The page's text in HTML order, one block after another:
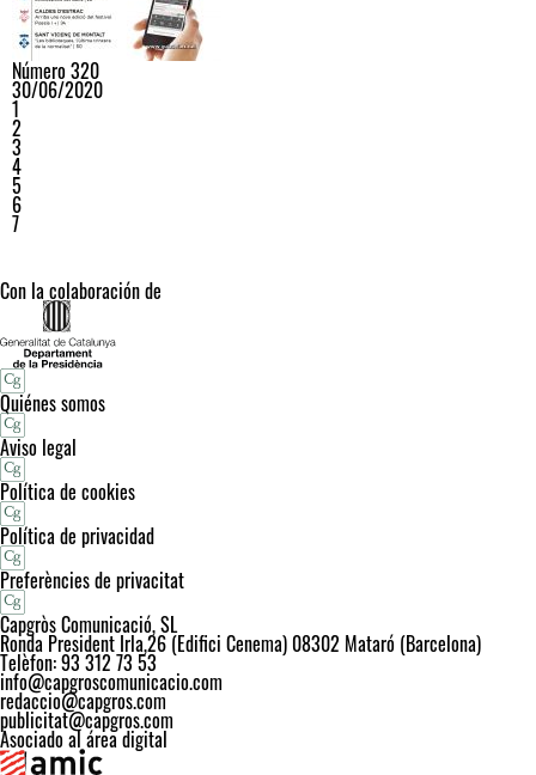
Número 320
30/06/2020
1
2
3
4
5
6
7
Con la colaboración de
Quiénes somos
Aviso legal
Política de cookies
Política de privacidad
Preferències de privacitat
Capgròs Comunicació, SL
Ronda President Irla,26 (Edifici Cenema) 08302 Mataró (Barcelona)
Telèfon: 93 312 73 53
info@capgroscomunicacio.com
redaccio@capgros.com
publicitat@capgros.com
Asociado al área digital